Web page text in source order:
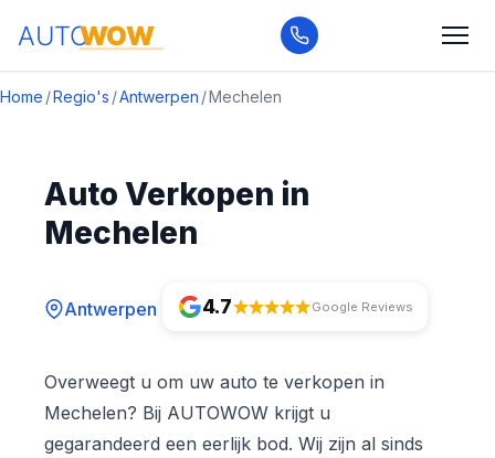
Home /Regio's /Antwerpen /Mechelen
Auto Verkopen in
Mechelen
Antwerpen 4.7 Google Reviews
Overweegt u om uw auto te verkopen in
Mechelen? Bij AUTOWOW krijgt u
gegarandeerd een eerlijk bod. Wij zijn al sinds